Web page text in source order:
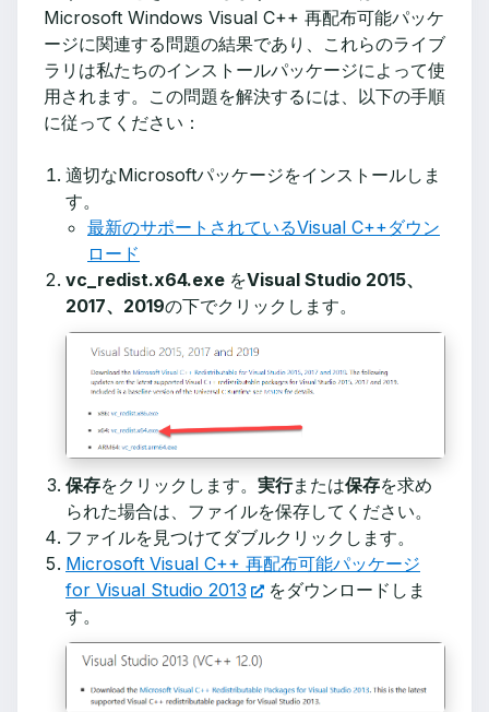
Microsoft Windows Visual C++ 再配布可能パッケ
ージに関連する問題の結果であり、これらのライブ
ラリは私たちのインストールパッケージによって使
用されます。この問題を解決するには、以下の手順
に従ってください：
適切なMicrosoftパッケージをインストールしま
す。
最新のサポートされているVisual C++ダウン
ロード
vc_redist.x64.exe をVisual Studio 2015、
2017、2019の下でクリックします。
保存をクリックします。 実行または保存を求め
られた場合は、ファイルを保存してください。
ファイルを見つけてダブルクリックします。
Microsoft Visual C++ 再配布可能パッケージ
for Visual Studio 2013
をダウンロードしま
す。